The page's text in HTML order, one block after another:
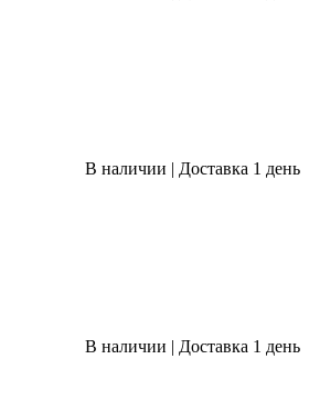
В наличии | Доставка 1 день
В наличии | Доставка 1 день